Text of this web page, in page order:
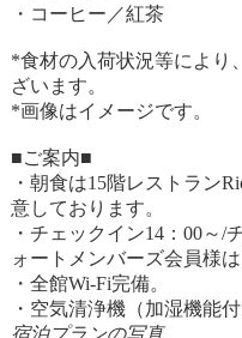
・コーヒー／紅茶
*食材の入荷状況等により
ざいます。
*画像はイメージです。
■ご案内■
・朝食は15階レストラン
意しております。
・チェックイン14：00～/
ォートメンバーズ会員様は
・全館Wi-Fi完備。
・空気清浄機（加湿機能
宿泊プランの写真